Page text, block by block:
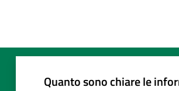
Quanto sono chiare le